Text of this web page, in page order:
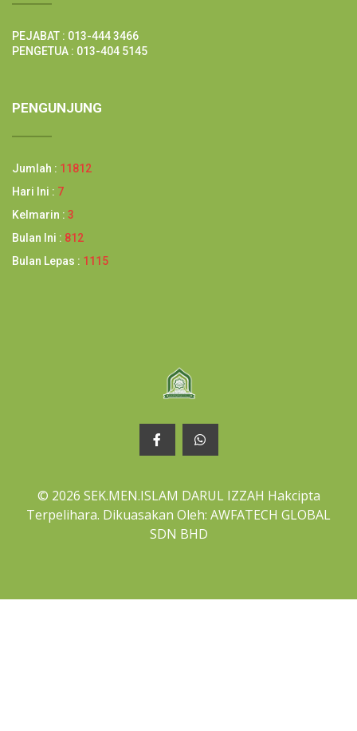
PEJABAT : 013-444 3466
PENGETUA : 013-404 5145
PENGUNJUNG
Jumlah : 11812
Hari Ini : 7
Kelmarin : 3
Bulan Ini : 812
Bulan Lepas : 1115
© 2026 SEK.MEN.ISLAM DARUL IZZAH Hakcipta
Terpelihara. Dikuasakan Oleh: AWFATECH GLOBAL
SDN BHD